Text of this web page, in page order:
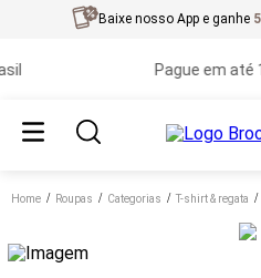
Baixe nosso App e ganhe
Pague em até
Home roupas categorias t-shirt & regata